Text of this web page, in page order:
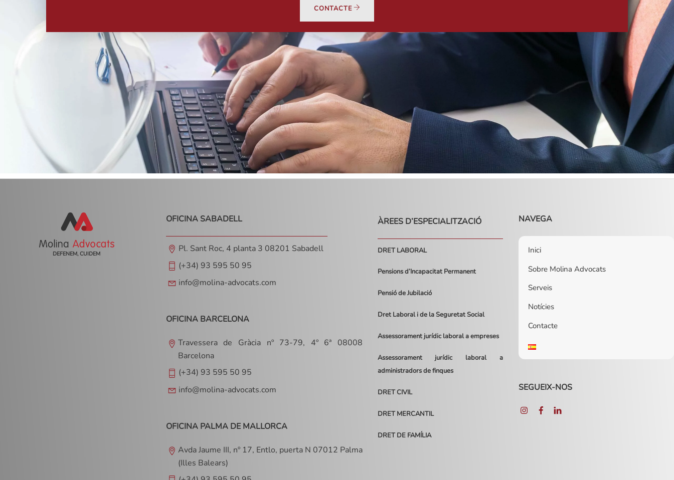
CONTACTE
DEFENEM, CUIDEM
OFICINA SABADELL
Pl. Sant Roc, 4 planta 3 08201 Sabadell
(+34) 93 595 50 95
info@molina-advocats.com
OFICINA BARCELONA
Travessera de Gràcia nº 73-79, 4º 6ª 08008
Barcelona
(+34) 93 595 50 95
info@molina-advocats.com
OFICINA PALMA DE MALLORCA
Avda Jaume III, nº 17, Entlo, puerta N 07012 Palma
(Illes Balears)
ÀREES D’ESPECIALITZACIÓ
DRET LABORAL
Pensions d’Incapacitat Permanent
Pensió de Jubilació
Dret Laboral i de la Seguretat Social
Assessorament jurídic laboral a empreses
Assessorament jurídic laboral a
administradors de finques
DRET CIVIL
DRET MERCANTIL
DRET DE FAMÍLIA
NAVEGA
Inici
Sobre Molina Advocats
Serveis
Notícies
Contacte
SEGUEIX-NOS
InstagramFacebook